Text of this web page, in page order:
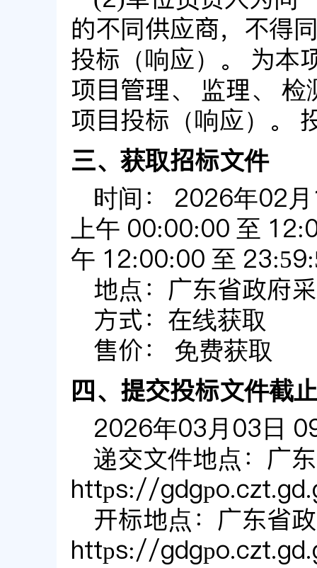
的不同供应商，不得
投标（响应）。 为本
项目管理、 监理、
项目投标（响应）。
三、获取招标文件
时间：
2026年02
上午 00:00:00 至
午 12:00:00 至
地点： 广东省政府
方式： 在线获取
售价：
免费获取
四、提交投标文件截
2026年03月03日
递交文件地点： 广
https://
开标地点： 广东省
https://